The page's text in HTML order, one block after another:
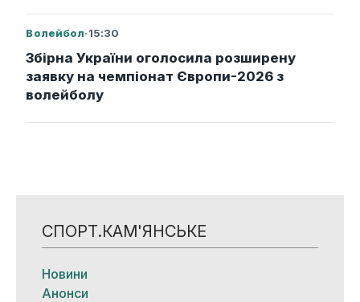
Волейбол·15:30
Збірна України оголосила розширену
заявку на чемпіонат Європи-2026 з
волейболу
СПОРТ.КАМ'ЯНСЬКЕ
Новини
Анонси